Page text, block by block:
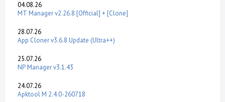
04.08.26
MT Manager v2.26.8 [Official] + [Clone]
28.07.26
App Cloner v3.6.8 Update (Ultra++)
25.07.26
NP Manager v3.1.43
24.07.26
Apktool M 2.4.0-260718